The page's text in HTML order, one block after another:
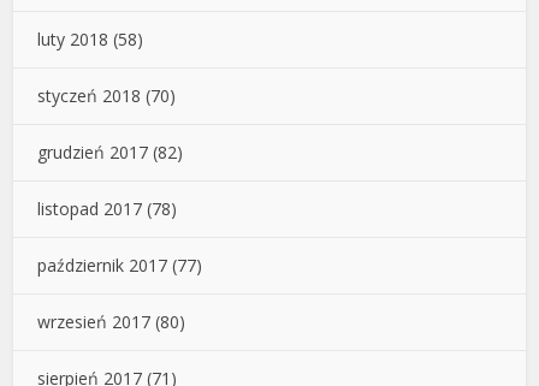
luty 2018 (58)
styczeń 2018 (70)
grudzień 2017 (82)
listopad 2017 (78)
październik 2017 (77)
wrzesień 2017 (80)
sierpień 2017 (71)